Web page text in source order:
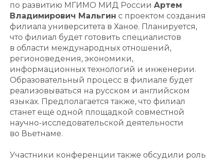
по развитию МГИМО МИД России Артем
Владимирович Мальгин с проектом создания
филиала университета в Ханое. Планируется,
что филиал будет готовить специалистов
в области международных отношений,
регионоведения, экономики,
информационных технологий и инженерии.
Образовательный процесс в филиале будет
реализовываться на русском и английском
языках. Предполагается также, что филиал
станет ещё одной площадкой совместной
научно-исследовательской деятельности
во Вьетнаме.
Участники конференции также обсудили роль